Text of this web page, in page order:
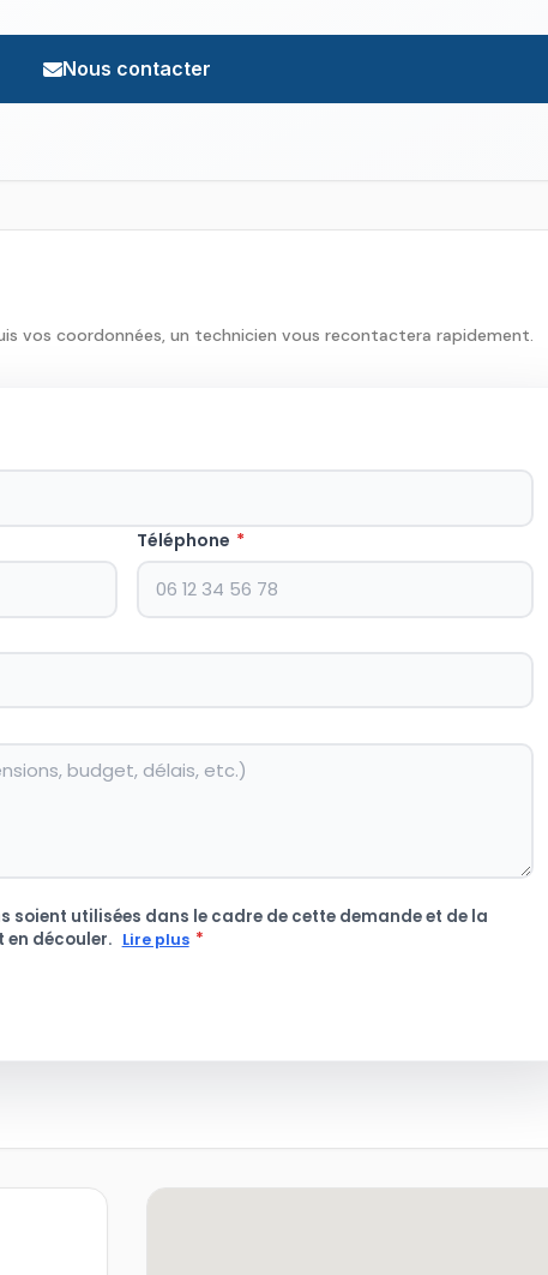
Nous contacter
vos coordonnées, un technicien vous recontactera rapidement.
Téléphone *
soient utilisées dans le cadre de cette demande et de la
découler. Lire plus *